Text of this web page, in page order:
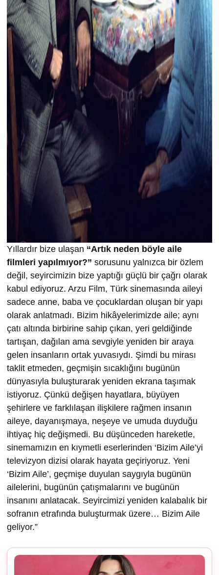
Yıllardır bize ulaşan “Artık neden böyle aile
filmleri yapılmıyor?” sorusunu yalnızca bir özlem
değil, seyircimizin bize yaptığı güçlü bir çağrı olarak
kabul ediyoruz. Arzu Film, Türk sinemasında aileyi
sadece anne, baba ve çocuklardan oluşan bir yapı
olarak anlatmadı. Bizim hikâyelerimizde aile; aynı
çatı altında birbirine sahip çıkan, yeri geldiğinde
tartışan, dağılan ama sevgiyle yeniden bir araya
gelen insanların ortak yuvasıydı. Şimdi bu mirası
taklit etmeden, geçmişin sıcaklığını bugünün
dünyasıyla buluşturarak yeniden ekrana taşımak
istiyoruz. Çünkü değişen hayatlara, büyüyen
şehirlere ve farklılaşan ilişkilere rağmen insanın
aileye, dayanışmaya, neşeye ve umuda duyduğu
ihtiyaç hiç değişmedi. Bu düşünceden hareketle,
sinemamızın en kıymetli eserlerinden ‘Bizim Aile’yi
televizyon dizisi olarak hayata geçiriyoruz. Yeni
‘Bizim Aile’, geçmişe duyulan saygıyla bugünün
ailelerini, bugünün çatışmalarını ve bugünün
insanını anlatacak. Seyircimizi yeniden kalabalık bir
sofranın etrafında buluşturmak üzere… Bizim Aile
geliyor.”